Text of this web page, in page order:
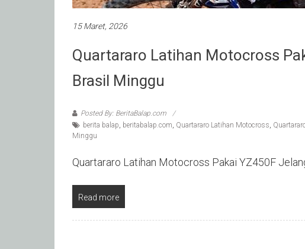
15 Maret, 2026
Quartararo Latihan Motocross
Brasil Minggu
Posted By: BeritaBalap.com
berita balap, beritabalap.com, Quartararo Latihan Motocross,
Minggu
Quartararo Latihan Motocross Pakai YZ450F
Read more